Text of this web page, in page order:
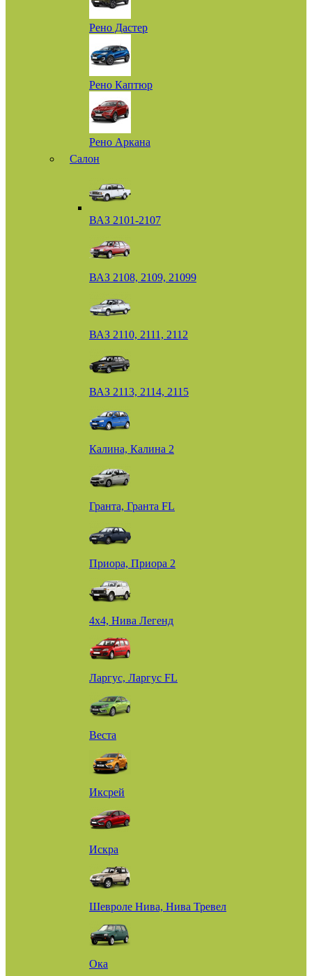
Рено Дастер
Рено Каптюр
Рено Аркана
Салон
ВАЗ 2101-2107
ВАЗ 2108, 2109, 21099
ВАЗ 2110, 2111, 2112
ВАЗ 2113, 2114, 2115
Калина, Калина 2
Гранта, Гранта FL
Приора, Приора 2
4х4, Нива Легенд
Ларгус, Ларгус FL
Веста
Иксрей
Искра
Шевроле Нива, Нива Тревел
Ока